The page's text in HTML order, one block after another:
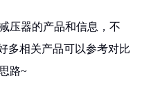
压器的产品和信息，不
多相关产品可以参考对比
路~